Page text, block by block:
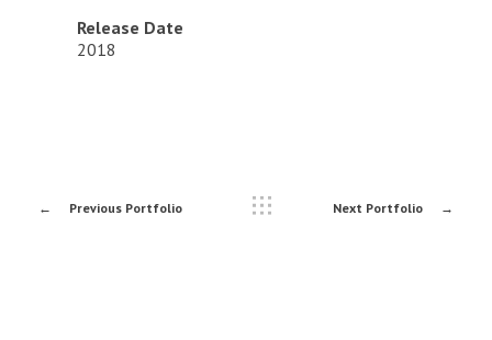
Release Date
2018
Previous Portfolio Next Portfolio